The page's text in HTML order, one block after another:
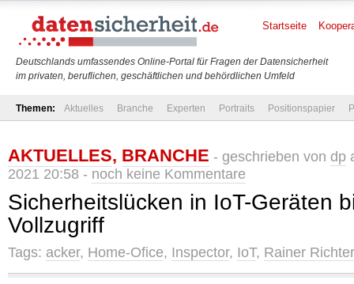
Deutschlands umfassendes Online-Portal für Fragen der Datensicherheit
im privaten, beruflichen, geschäftlichen und behördlichen Umfeld
Startseite
Themen: Aktuelles Branche Experten Portraits Positionspapier
AKTUELLES, BRANCHE - geschrieben von dp
2021 20:58 - noch keine Kommentare
Sicherheitslücken in IoT-Geräten
Vollzugriff
Tags: acker, Home-Ofice, Inspector, IoT, Rainer Richter